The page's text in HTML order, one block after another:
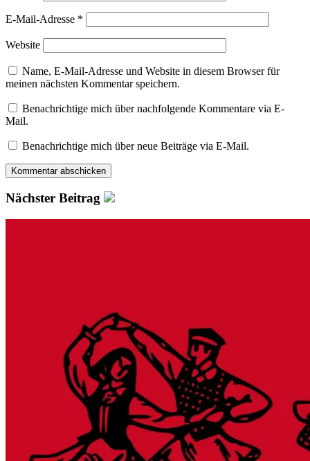
E-Mail-Adresse *
Website
Name, E-Mail-Adresse und Website in diesem Browser für
meinen nächsten Kommentar speichern.
Benachrichtige mich über nachfolgende Kommentare via E-
Mail.
Benachrichtige mich über neue Beiträge via E-Mail.
Nächster Beitrag